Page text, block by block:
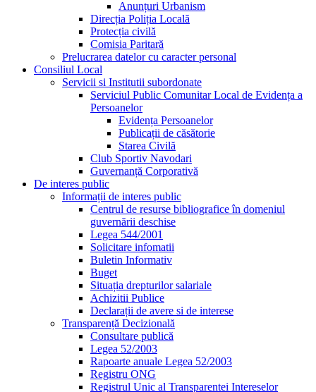
Anunțuri Urbanism
Direcția Poliția Locală
Protecția civilă
Comisia Paritară
Prelucrarea datelor cu caracter personal
Consiliul Local
Servicii si Institutii subordonate
Serviciul Public Comunitar Local de Evidența a
Persoanelor
Evidența Persoanelor
Publicații de căsătorie
Starea Civilă
Club Sportiv Navodari
Guvernanță Corporativă
De interes public
Informații de interes public
Centrul de resurse bibliografice în domeniul
guvernării deschise
Legea 544/2001
Solicitare infomatii
Buletin Informativ
Buget
Situația drepturilor salariale
Achizitii Publice
Declarații de avere si de interese
Transparență Decizională
Consultare publică
Legea 52/2003
Rapoarte anuale Legea 52/2003
Registru ONG
Registrul Unic al Transparentei Intereselor